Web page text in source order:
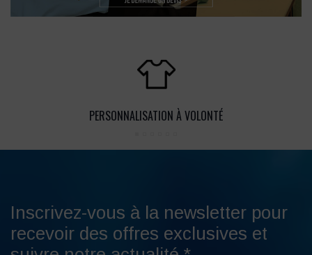
PERSONNALISATION À VOLONTÉ
Inscrivez-vous à la newsletter pour
recevoir des offres exclusives et